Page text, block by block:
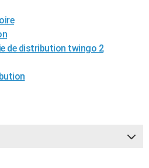
de distribution twingo 2